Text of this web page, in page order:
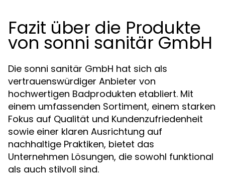
Fazit über die Produkte
von sonni sanitär GmbH
Die sonni sanitär GmbH hat sich als
vertrauenswürdiger Anbieter von
hochwertigen Badprodukten etabliert. Mit
einem umfassenden Sortiment, einem starken
Fokus auf Qualität und Kundenzufriedenheit
sowie einer klaren Ausrichtung auf
nachhaltige Praktiken, bietet das
Unternehmen Lösungen, die sowohl funktional
als auch stilvoll sind.